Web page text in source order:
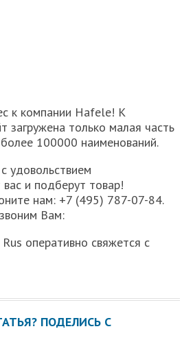
к компании Hafele! К
загружена только малая часть
100000 наименований.
удовольствием
вас и подберут товар!
нам: +7 (495) 787-07-84.
Вам:
оперативно свяжется с
ПОДЕЛИСЬ С